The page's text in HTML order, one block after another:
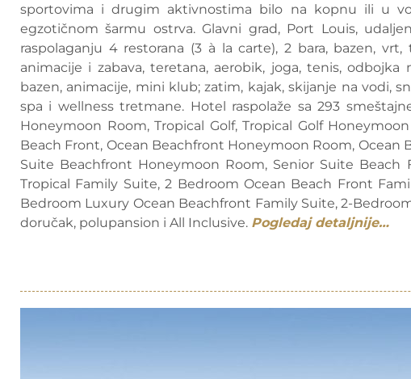
sportovima i drugim aktivnostima bilo na kopnu ili u
egzotičnom šarmu ostrva. Glavni grad, Port Louis,
raspolaganju 4 restorana (3 à la carte), 2 bara, bazen,
animacije i zabava, teretana, aerobik, joga, tenis,
bazen, animacije, mini klub; zatim, kajak, skijanje na vodi,
spa i wellness tretmane. Hotel raspolaže sa 293
Honeymoon Room, Tropical Golf, Tropical Golf
Beach Front, Ocean Beachfront Honeymoon Room, Ocean
Suite Beachfront Honeymoon Room, Senior Suite Beach
Tropical Family Suite, 2 Bedroom Ocean Beach Front
Bedroom Luxury Ocean Beachfront Family Suite, 2-
doručak, polupansion i All Inclusive. Pogledaj detaljnije…